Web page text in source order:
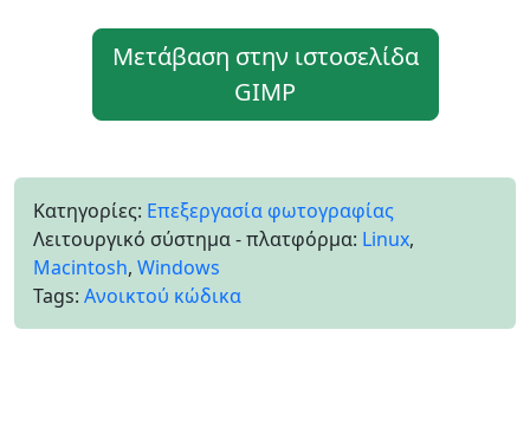
Μετάβαση στην ιστοσελίδα
GIMP
Κατηγορίες: Επεξεργασία φωτογραφίας
Λειτουργικό σύστημα - πλατφόρμα: Linux,
Macintosh, Windows
Tags: Ανοικτού κώδικα